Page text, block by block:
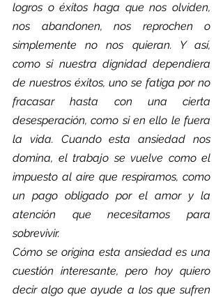
logros o éxitos haga que nos olviden,
nos abandonen, nos reprochen o
simplemente no nos quieran. Y así,
como si nuestra dignidad dependiera
de nuestros éxitos, uno se fatiga por no
fracasar hasta con una cierta
desesperación, como si en ello le fuera
la vida. Cuando esta ansiedad nos
domina, el trabajo se vuelve como el
impuesto al aire que respiramos, como
un pago obligado por el amor y la
atención que necesitamos para
sobrevivir.
Cómo se origina esta ansiedad es una
cuestión interesante, pero hoy quiero
decir algo que ayude a los que sufren